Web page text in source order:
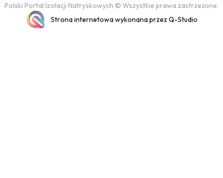
Polski Portal Izolacji Natryskowych © Wszystkie prawa zastrzeżone.
Strona internetowa wykonana przez Q-Studio